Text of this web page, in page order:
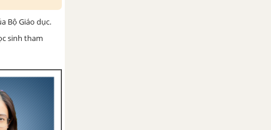
Bộ Giáo dục.
sinh tham